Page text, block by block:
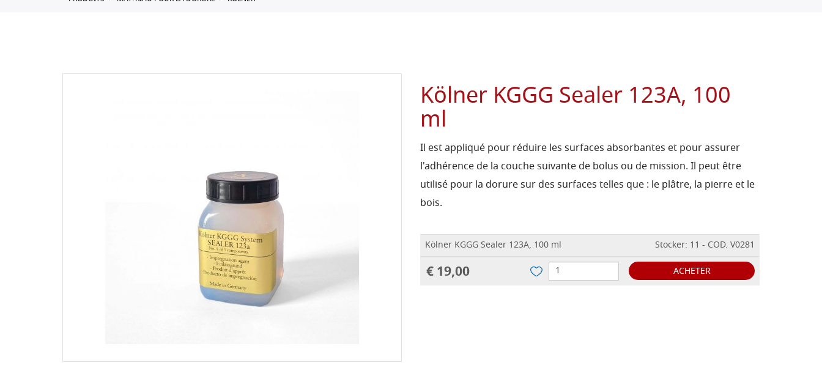
Kölner KGGG Sealer 123A, 100
ml
Il est appliqué pour réduire les surfaces absorbantes et pour assurer
l'adhérence de la couche suivante de bolus ou de mission. Il peut être
utilisé pour la dorure sur des surfaces telles que : le plâtre, la pierre et le
bois.
Kölner KGGG Sealer 123A, 100 ml Stocker: 11 - COD. V0281
€ 19,00 ACHETER